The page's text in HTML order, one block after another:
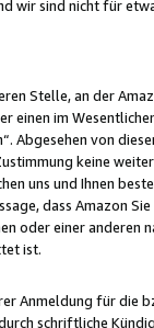
wir sind nicht für
Stelle, an der
im
Abgesehen von
keine
uns und Ihnen
dass Amazon
oder einer
ist.
Anmeldung für die
schriftliche